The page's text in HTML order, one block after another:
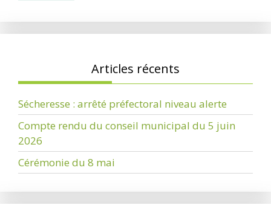
Articles récents
Sécheresse : arrêté préfectoral niveau alerte
Compte rendu du conseil municipal du 5 juin
2026
Cérémonie du 8 mai